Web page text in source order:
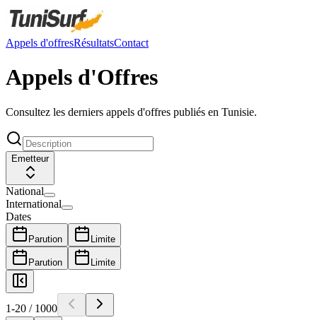
Appels d'offresRésultatsContact
Appels d'Offres
Consultez les derniers appels d'offres publiés en Tunisie.
Emetteur
National
International
Dates
Parution Limite
Parution Limite
1-20 / 1000